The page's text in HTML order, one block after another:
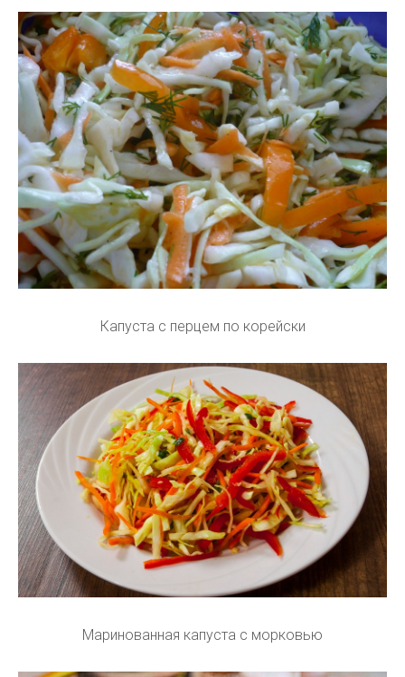
Капуста с перцем по корейски
Маринованная капуста с морковью